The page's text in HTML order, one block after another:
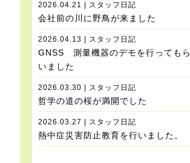
2026.04.21 | スタッフ日記
会社前の川に野鳥が来ました
2026.04.13 | スタッフ日記
GNSS 測量機器のデモを行ってもら
いました
2026.03.30 | スタッフ日記
哲学の道の桜が満開でした
2026.03.27 | スタッフ日記
熱中症災害防止教育を行いました。